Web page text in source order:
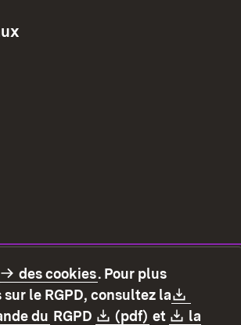
Protection des données
Mentions légales
des cookies. Pour plus
le RGPD, consultez la
du (S’ouvre dans un nouvel
RGPD Download:
(pdf) (S’ouvre
et
la